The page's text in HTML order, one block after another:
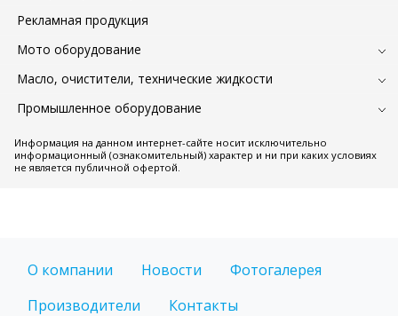
Рекламная продукция
Мото оборудование
Масло, очистители, технические жидкости
Промышленное оборудование
Информация на данном интернет-сайте носит исключительно
информационный (ознакомительный) характер и ни при каких условиях
не является публичной офертой.
О компании Новости
Фотогалерея
Производители
Контакты